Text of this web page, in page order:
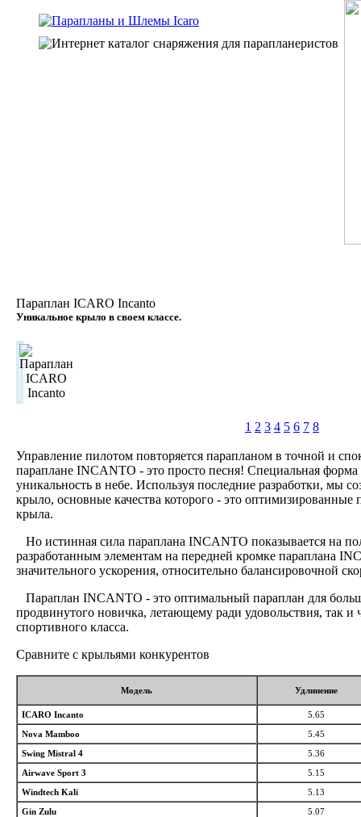
Параплан ICARO Incanto
Уникальное крыло в своем классе.
1 2 3 4 5 6 7 8
Управление пилотом повторяется парапланом в точной и
параплане INCANTO - это просто песня! Специальная
уникальность в небе. Используя последние разработки, мы
крыло, основные качества которого - это оптимизированные
крыла.
Но истинная сила параплана INCANTO показывается на
разработанным элементам на передней кромке параплана
значительного ускорения, относительно балансировочной
Параплан INCANTO - это оптимальный параплан для
продвинутого новичка, летающему ради удовольствия, так
спортивного класса.
Сравните с крыльями конкурентов
Модель Удлинение
ICARO Incanto
5.65
Nova Mamboo
5.45
Swing Mistral 4
5.36
Airwave Sport 3
5.15
Windtech Kali
5.13
Gin Zulu
5.07